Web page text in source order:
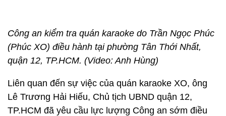
Công an kiểm tra quán karaoke do Trần Ngọc Phúc
(Phúc XO) điều hành tại phường Tân Thới Nhất,
quận 12, TP.HCM. (Video: Anh Hùng)
Liên quan đến sự việc của quán karaoke XO, ông
Lê Trương Hải Hiếu, Chủ tịch UBND quận 12,
TP.HCM đã yêu cầu lực lượng Công an sớm điều